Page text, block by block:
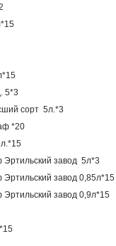
5*3
сорт 5л.*3
*20
завод 5л*3
завод 0,85л*15
завод 0,9л*15